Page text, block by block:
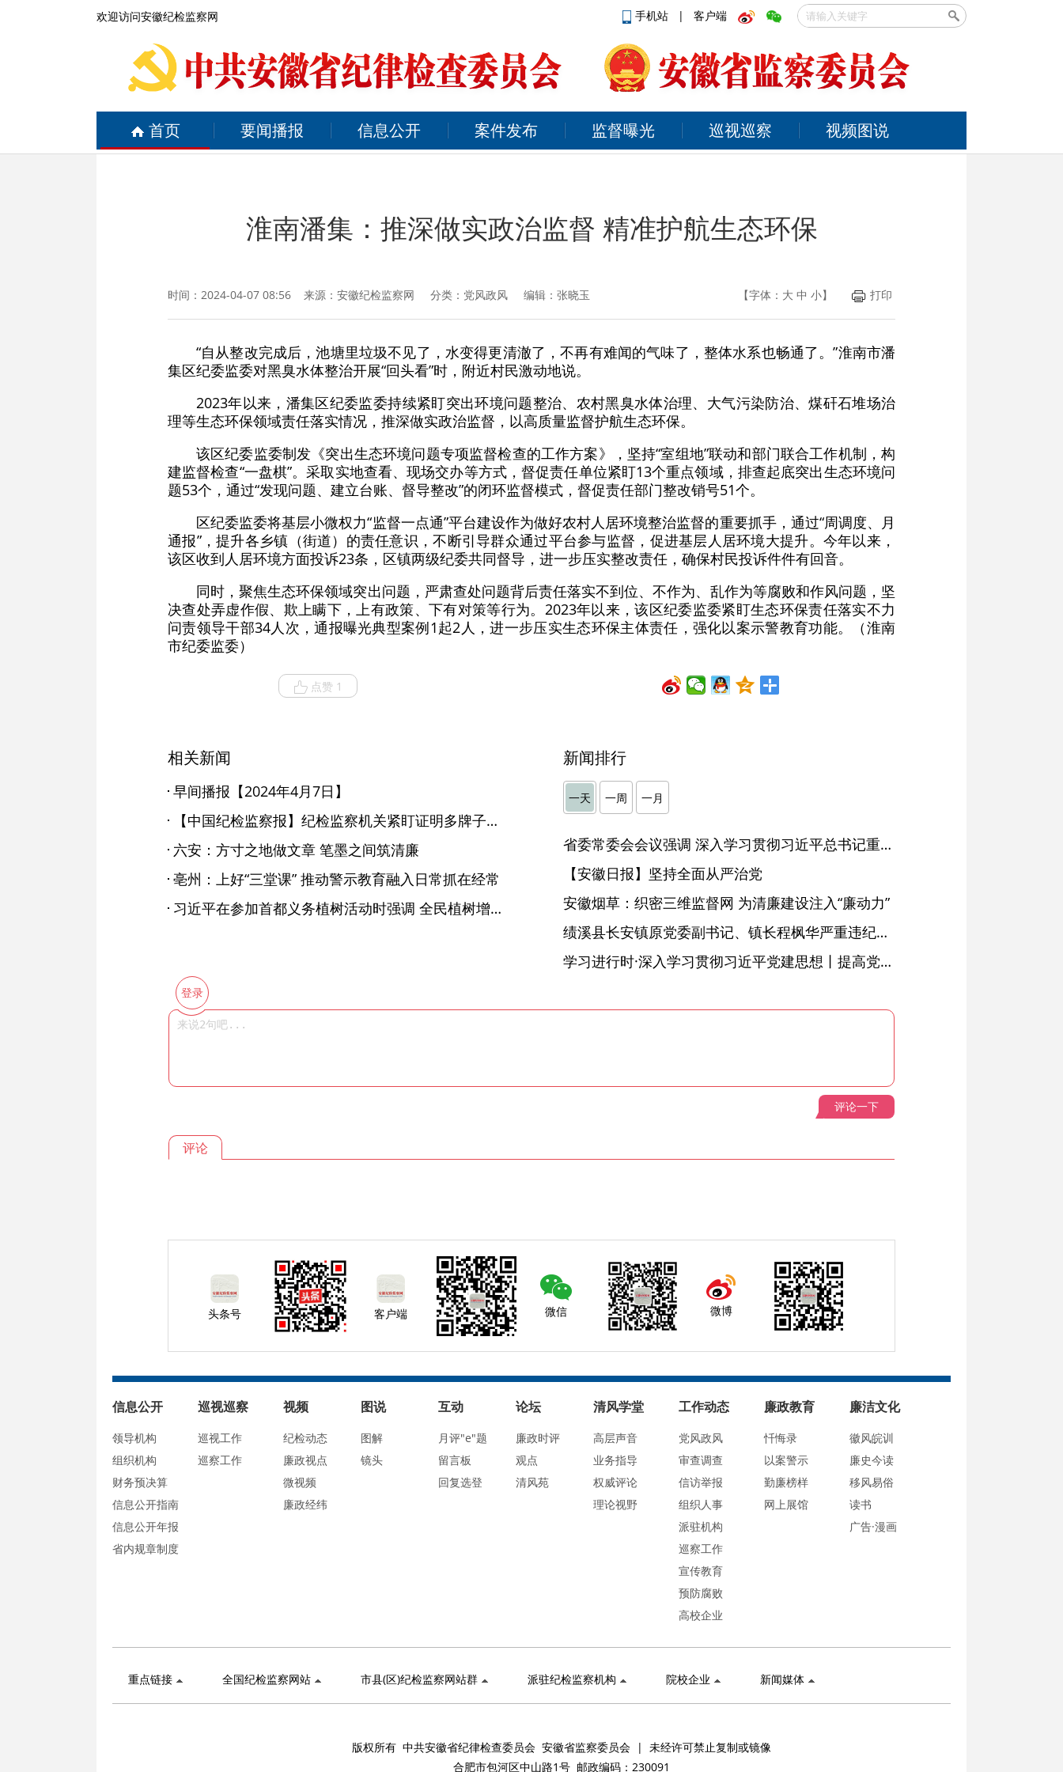
欢迎访问安徽纪检监察网 手机站 | 客户端
首页 要闻播报 信息公开 案件发布 监督曝光 巡视巡察 视频图说
淮南潘集：推深做实政治监督 精准护航生态环保
时间：2024-04-07 08:56 来源： 安徽纪检监察网 分类：党风政风 编辑：张晓玉 【字体： 大 中 小】 打印
“自从整改完成后，池塘里垃圾不见了，水变得更清澈了，不再有难闻的气味了，整体水系也畅通了。”淮南市潘
集区纪委监委对黑臭水体整治开展“回头看”时，附近村民激动地说。
2023年以来，潘集区纪委监委持续紧盯突出环境问题整治、农村黑臭水体治理、大气污染防治、煤矸石堆场治
理等生态环保领域责任落实情况，推深做实政治监督，以高质量监督护航生态环保。
该区纪委监委制发《突出生态环境问题专项监督检查的工作方案》，坚持“室组地”联动和部门联合工作机制，构
建监督检查“一盘棋”。采取实地查看、现场交办等方式，督促责任单位紧盯13个重点领域，排查起底突出生态环境问
题53个，通过“发现问题、建立台账、督导整改”的闭环监督模式，督促责任部门整改销号51个。
区纪委监委将基层小微权力“监督一点通”平台建设作为做好农村人居环境整治监督的重要抓手，通过“周调度、月
通报”，提升各乡镇（街道）的责任意识，不断引导群众通过平台参与监督，促进基层人居环境大提升。今年以来，
该区收到人居环境方面投诉23条，区镇两级纪委共同督导，进一步压实整改责任，确保村民投诉件件有回音。
同时，聚焦生态环保领域突出问题，严肃查处问题背后责任落实不到位、不作为、乱作为等腐败和作风问题，坚
决查处弄虚作假、欺上瞒下，上有政策、下有对策等行为。2023年以来，该区纪委监委紧盯生态环保责任落实不力
问责领导干部34人次，通报曝光典型案例1起2人，进一步压实生态环保主体责任，强化以案示警教育功能。（淮南
市纪委监委）
点赞 1
相关新闻
早间播报【2024年4月7日】
【中国纪检监察报】纪检监察机关紧盯证明多牌子多顽疾 减轻干部负担 方便群众办事
六安：方寸之地做文章 笔墨之间筑清廉
亳州：上好“三堂课” 推动警示教育融入日常抓在经常
习近平在参加首都义务植树活动时强调 全民植树增绿 共建美丽中国
新闻排行
一天 一周 一月
省委常委会会议强调 深入学习贯彻习近平总书记重要讲话精神 以高质量党建引领高质量发展 梁言顺主持并讲话
【安徽日报】坚持全面从严治党
安徽烟草：织密三维监督网 为清廉建设注入“廉动力”
绩溪县长安镇原党委副书记、镇长程枫华严重违纪违法被开除党籍和公职
学习进行时·深入学习贯彻习近平党建思想丨提高党的战斗力的法宝
登录
评论一下
评论
头条号 客户端 微信 微博
信息公开
领导机构
组织机构
财务预决算
信息公开指南
信息公开年报
省内规章制度
巡视巡察
巡视工作
巡察工作
视频
纪检动态
廉政视点
微视频
廉政经纬
图说
图解
镜头
互动
月评"e"题
留言板
回复选登
论坛
廉政时评
观点
清风苑
清风学堂
高层声音
业务指导
权威评论
理论视野
工作动态
党风政风
审查调查
信访举报
组织人事
派驻机构
巡察工作
宣传教育
预防腐败
高校企业
廉政教育
忏悔录
以案警示
勤廉榜样
网上展馆
廉洁文化
徽风皖训
廉史今读
移风易俗
读书
广告·漫画
重点链接 全国纪检监察网站 市县(区)纪检监察网站群 派驻纪检监察机构 院校企业 新闻媒体
版权所有 中共安徽省纪律检查委员会 安徽省监察委员会 | 未经许可禁止复制或镜像
合肥市包河区中山路1号 邮政编码：230091